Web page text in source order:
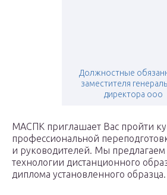
Должностные
заместителя
директора ооо
МАСПК приглашает Вас пройти
профессиональной
и руководителей. Мы
технологии дистанционного
диплома установленного образца.